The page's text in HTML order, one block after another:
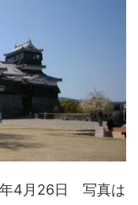
年4月26日 写真は